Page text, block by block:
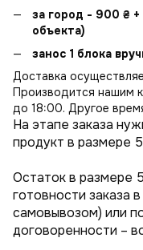
за город - 900 ₴
объекта)
занос 1 блока
Доставка
Производится нашим
до 18:00. Другое
На этапе заказа
продукт в размере
Остаток в размере
готовности заказа
самовывозом) или
договоренности –